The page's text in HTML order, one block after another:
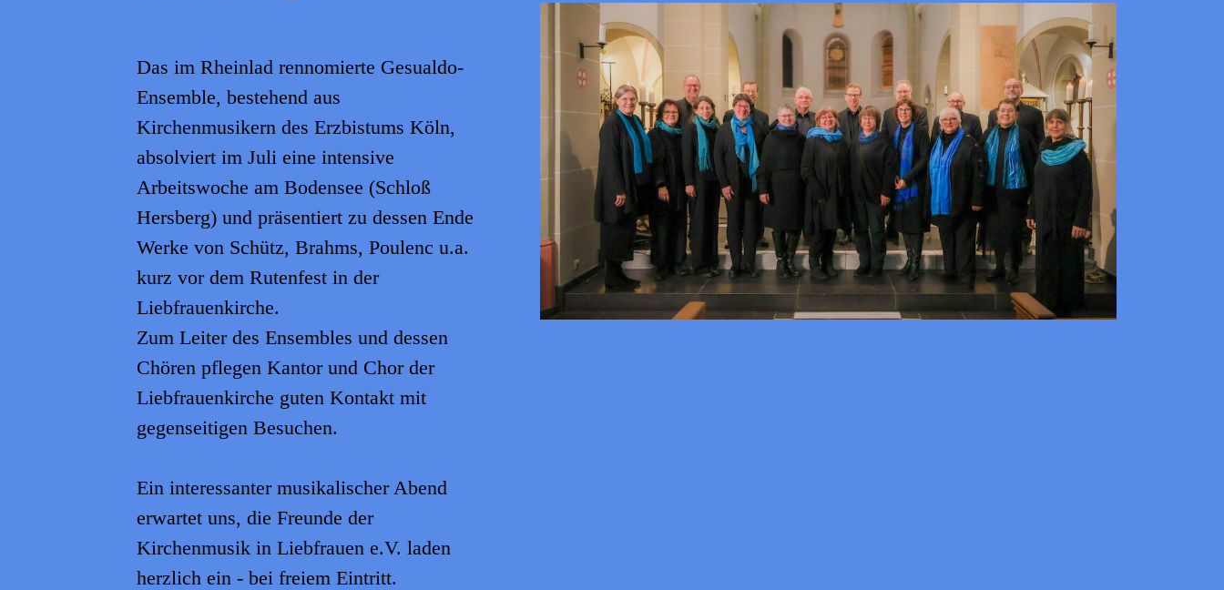
Das im Rheinlad rennomierte Gesualdo-
Ensemble, bestehend aus
Kirchenmusikern des Erzbistums Köln,
absolviert im Juli eine intensive
Arbeitswoche am Bodensee (Schloß
Hersberg) und präsentiert zu dessen Ende
Werke von Schütz, Brahms, Poulenc u.a.
kurz vor dem Rutenfest in der
Liebfrauenkirche.
Zum Leiter des Ensembles und dessen
Chören pflegen Kantor und Chor der
Liebfrauenkirche guten Kontakt mit
gegenseitigen Besuchen.
Ein interessanter musikalischer Abend
erwartet uns, die Freunde der
Kirchenmusik in Liebfrauen e.V. laden
herzlich ein - bei freiem Eintritt.